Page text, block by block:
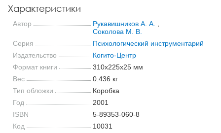
Характеристики
Автор Рукавишников А. А.
Соколова М. В.
Серия
Психологический инструментарий
Издательство
Когито-Центр
Формат книги
310x225x25 мм
Вес
0.436 кг
Тип обложки
Коробка
Год
2001
ISBN
5-89353-060-8
Код
10031